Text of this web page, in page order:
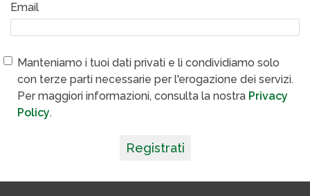
Email
Manteniamo i tuoi dati privati e li condividiamo solo
con terze parti necessarie per l'erogazione dei servizi.
Per maggiori informazioni, consulta la nostra Privacy
Policy.
Registrati